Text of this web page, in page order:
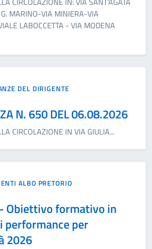
MARINO-VIA MINIERA-VIA
LABOCCETTA - VIA MODENA
DEL DIRIGENTE
N. 650 DEL 06.08.2026
CIRCOLAZIONE IN VIA GIULIA...
ALBO PRETORIO
Obiettivo formativo in
performance per
2026